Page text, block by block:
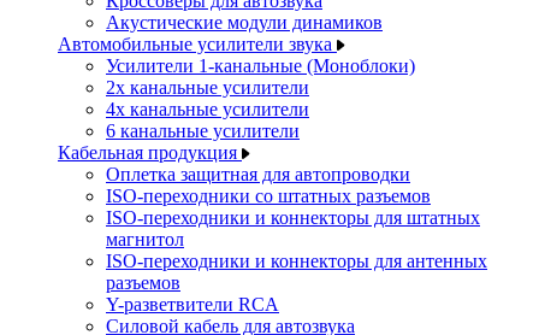
Акустические модули динамиков
Автомобильные усилители звука
Усилители 1-канальные (Моноблоки)
2х канальные усилители
4х канальные усилители
6 канальные усилители
Кабельная продукция
Оплетка защитная для автопроводки
ISO-переходники со штатных разъемов
ISO-переходники и коннекторы для штатных
магнитол
ISO-переходники и коннекторы для антенных
разъемов
Y-разветвители RCA
Силовой кабель для автозвука